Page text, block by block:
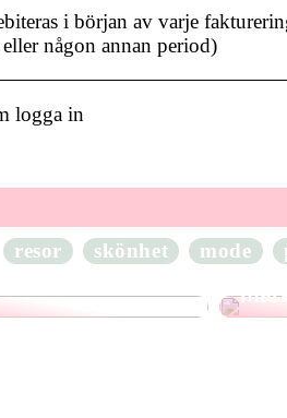
i början av varje
någon annan period)
logga in
resor skönhet mode
system: Den
guiden för